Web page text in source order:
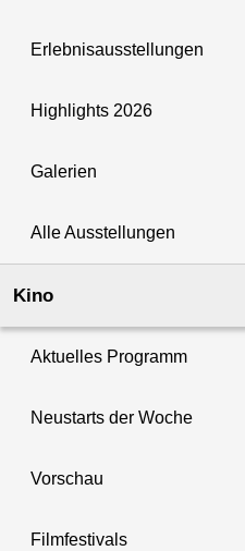
Erlebnisausstellungen
Highlights 2026
Galerien
Alle Ausstellungen
Kino
Aktuelles Programm
Neustarts der Woche
Vorschau
Filmfestivals